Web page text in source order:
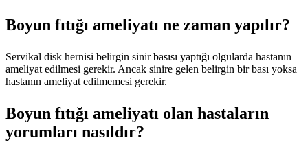
Boyun fıtığı ameliyatı ne zaman yapılır?
Servikal disk hernisi belirgin sinir basısı yaptığı olgularda hastanın
ameliyat edilmesi gerekir. Ancak sinire gelen belirgin bir bası yoksa
hastanın ameliyat edilmemesi gerekir.
Boyun fıtığı ameliyatı olan hastaların
yorumları nasıldır?